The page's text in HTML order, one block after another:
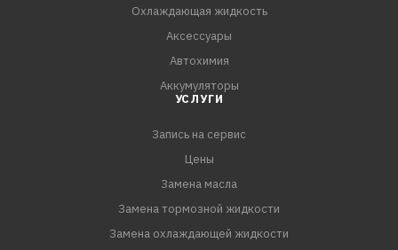
Охлаждающая жидкость
Аксессуары
Автохимия
Аккумуляторы
УСЛУГИ
Запись на сервис
Цены
Замена масла
Замена тормозной жидкости
Замена охлаждающей жидкости